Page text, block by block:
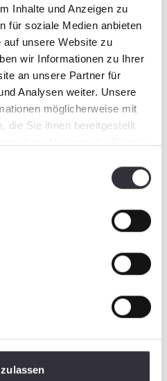
Inhalte und Anzeigen zu
für soziale Medien anbieten
unsere Website zu
wir Informationen zu Ihrer
an unsere Partner für
Analysen weiter. Unsere
möglicherweise mit
die Sie ihnen bereitgestellt